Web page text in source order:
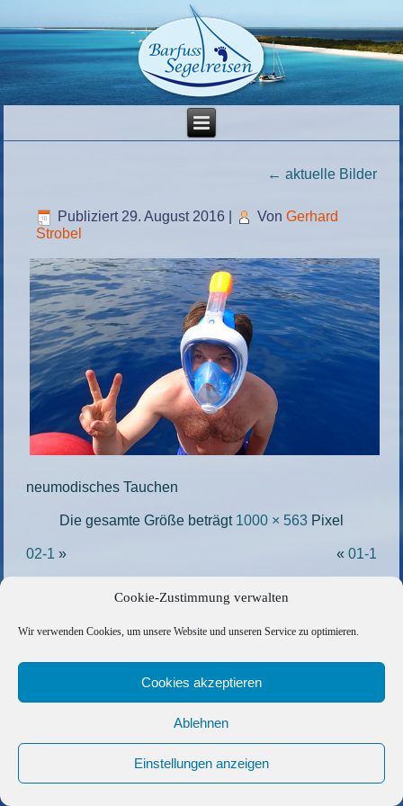
Cookie-Zustimmung verwalten
Wir verwenden Cookies, um unsere Website und unseren Service zu optimieren.
Cookies akzeptieren
Ablehnen
Einstellungen anzeigen
← aktuelle Bilder
Publiziert 29. August 2016 Von Gerhard
Strobel
neumodisches Tauchen
Die gesamte Größe beträgt 1000 × 563 Pixel
02-1 » « 01-1
Copyright © 2026 Barfuss Segelreisen GmbH
Kontakt|Impressum|Datenschutz|Cookie-Richtlinie
AGB|Befreundete Links